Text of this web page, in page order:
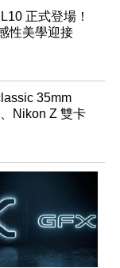
正式登場！
性美學迎接
35mm
Nikon Z 雙卡